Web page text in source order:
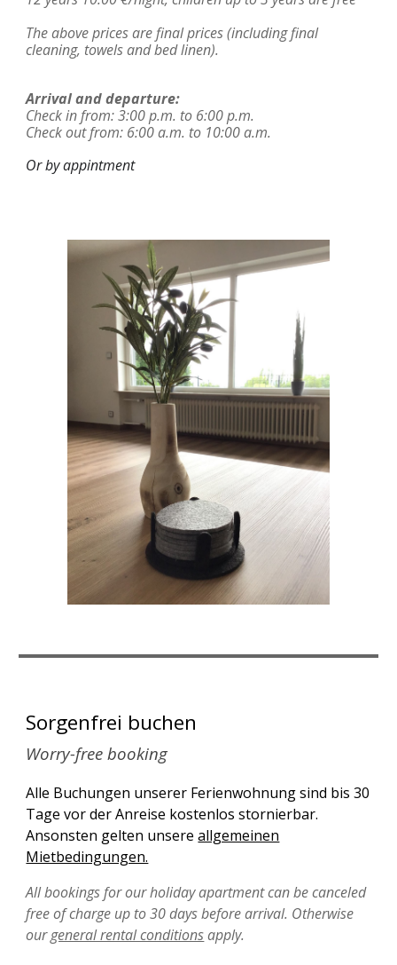
The above prices are final prices (including final
cleaning, towels and bed linen).
Arrivalanddeparture:
Check in from: 3:00 p.m. to 6:00 p.m.
Check out from: 6:00 a.m. to 10:00 a.m.
Or by appintment
Sorgenfrei buchen
Worry-free booking
Alle Buchungen unserer Ferienwohnung sind bis 30
Tage vor der Anreise kostenlos stornierbar.
Ansonsten gelten unsereallgemeinen
Mietbedingungen.
Allbookings for our holiday apartment can be canceled
free of charge up to 30 days before arrival. Otherwise
ourgeneral rental conditionsapply.